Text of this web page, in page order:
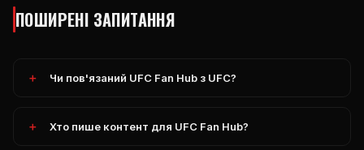
ПОШИРЕНІ ЗАПИТАННЯ
Чи пов'язаний UFC Fan Hub з UFC?
Хто пише контент для UFC Fan Hub?